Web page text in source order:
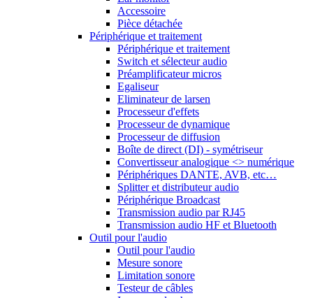
Accessoire
Pièce détachée
Périphérique et traitement
Périphérique et traitement
Switch et sélecteur audio
Préamplificateur micros
Egaliseur
Eliminateur de larsen
Processeur d'effets
Processeur de dynamique
Processeur de diffusion
Boîte de direct (DI) - symétriseur
Convertisseur analogique <> numérique
Périphériques DANTE, AVB, etc…
Splitter et distributeur audio
Périphérique Broadcast
Transmission audio par RJ45
Transmission audio HF et Bluetooth
Outil pour l'audio
Outil pour l'audio
Mesure sonore
Limitation sonore
Testeur de câbles